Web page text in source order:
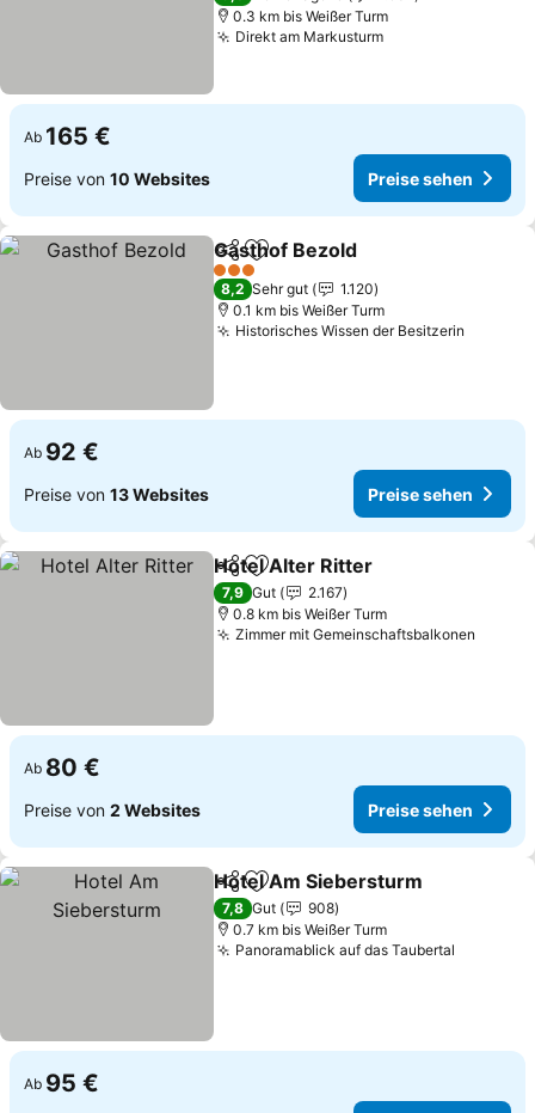
0.3 km bis Weißer Turm
Direkt am MarkusturmPreise sehen
Ab 165 €
Preise von 10 Websites Preise sehen
TeilenZu Favoriten hinzufügen
Gasthof Bezold
3 Sterne
8,2 Sehr gut
1.120
0.1 km bis Weißer Turm
Historisches Wissen der Besitzerin
Ab 92 €
Preise von 13 Websites Preise sehen
TeilenZu Favoriten hinzufügen
Hotel Alter Ritter
7,9 Gut
2.167
0.8 km bis Weißer Turm
Zimmer mit Gemeinschaftsbalkonen
Ab 80 €
Preise von 2 Websites Preise sehen
TeilenZu Favoriten hinzufügen
Hotel Am Siebersturm
7,8 Gut
908
0.7 km bis Weißer Turm
Panoramablick auf das Taubertal
Ab 95 €